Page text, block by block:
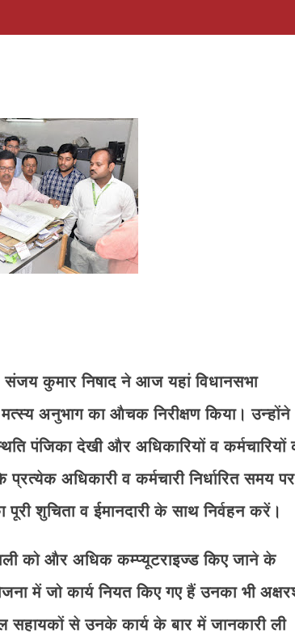
कुमार निषाद ने आज यहां विधानसभा
अनुभाग का औचक निरीक्षण किया। उन्होंने
पंजिका देखी और अधिकारियों व कर्मचारियों
प्रत्येक अधिकारी व कर्मचारी निर्धारित समय पर
शुचिता व ईमानदारी के साथ निर्वहन करें।
को और अधिक कम्प्यूटराइज्ड किए जाने के
में जो कार्य नियत किए गए हैं उनका भी
सहायकों से उनके कार्य के बार में जानकारी ली